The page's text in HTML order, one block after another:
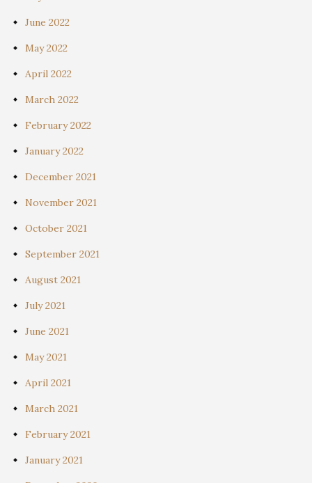
June 2022
May 2022
April 2022
March 2022
February 2022
January 2022
December 2021
November 2021
October 2021
September 2021
August 2021
July 2021
June 2021
May 2021
April 2021
March 2021
February 2021
January 2021